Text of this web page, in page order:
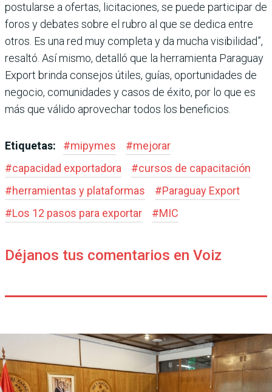
postularse a ofertas, licitaciones, se puede participar de
foros y debates sobre el rubro al que se dedica entre
otros. Es una red muy completa y da mucha visibilidad”,
resaltó. Así mismo, detalló que la herramienta Paraguay
Export brinda consejos útiles, guías, oportunidades de
negocio, comunidades y casos de éxito, por lo que es
más que válido aprovechar todos los beneficios.
Etiquetas: #mipymes #mejorar
#capacidad exportadora #cursos de capacitación
#herramientas y plataformas #Paraguay Export
#Los 12 pasos para exportar #MIC
Déjanos tus comentarios en Voiz